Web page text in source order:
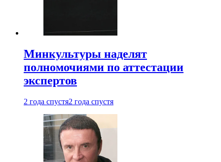
Минкультуры наделят
полномочиями по аттестации
экспертов
2 года спустя2 года спустя